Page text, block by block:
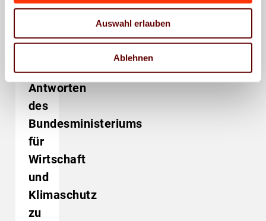
Auswahl erlauben
Ablehnen
Energiemärkte
Wirtschaftspolitik
Energiepreisbremsen:
und
Antworten
des
Bundesministeriums
für
Wirtschaft
und
Klimaschutz
zu